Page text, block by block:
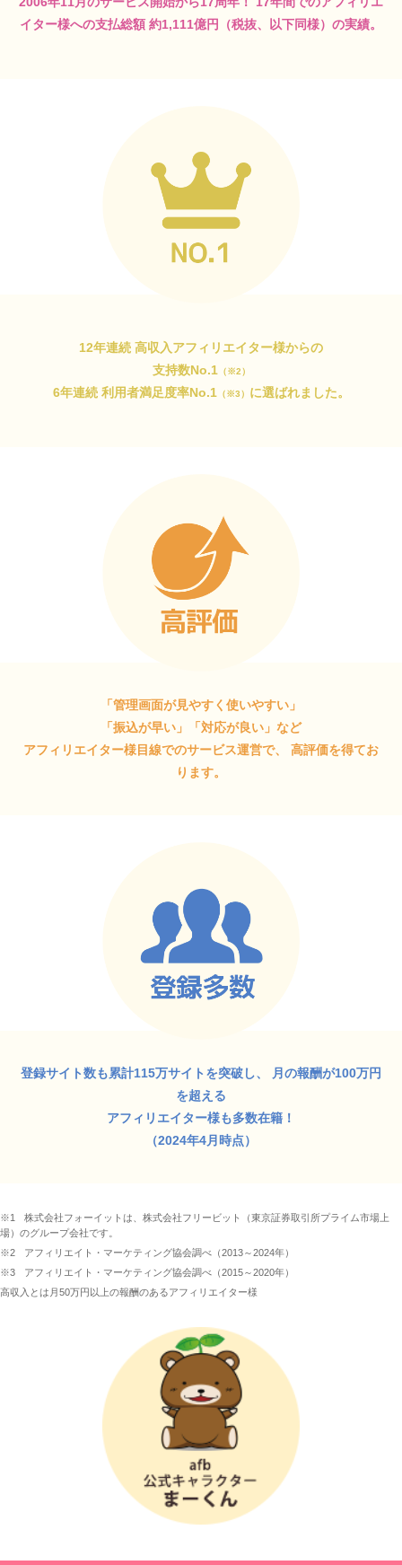
イター様への支払総額 約1,111億円（税抜、以下同様）の実績。
12年連続 高収入アフィリエイター様からの
支持数No.1（※2）
6年連続 利用者満足度率No.1（※3） に選ばれました。
「管理画面が見やすく使いやすい」
「振込が早い」「対応が良い」など
アフィリエイター様目線でのサービス運営で、
高評価を得てお
ります。
登録サイト数も累計115万サイトを突破し、
月の報酬が100万円
を超える
アフィリエイター様も多数在籍！
（2024年4月時点）
※1
株式会社フォーイットは、株式会社フリービット（東京証券取引所プライム市場上
場）のグループ会社です。
※2
アフィリエイト・マーケティング協会調べ（2013～2024年）
※3
アフィリエイト・マーケティング協会調べ（2015～2020年）
高収入とは月50万円以上の報酬のあるアフィリエイター様